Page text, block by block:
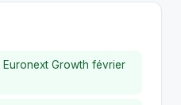
Growth février